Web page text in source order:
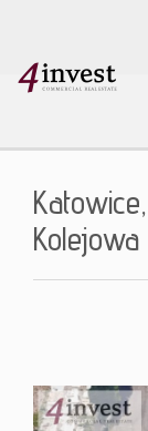
Katowice,
Kolejowa